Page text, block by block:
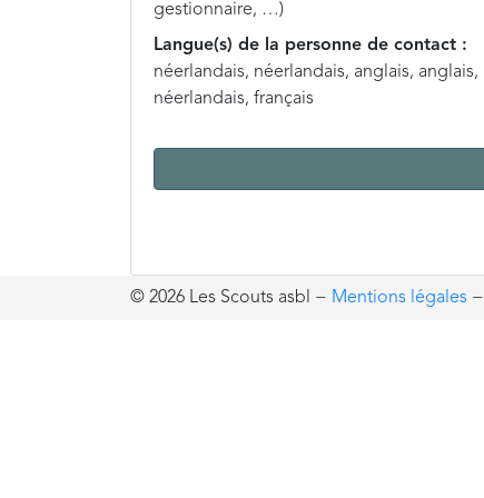
gestionnaire, …)
Langue(s) de la personne de contact :
néerlandais, néerlandais, anglais, anglais,
néerlandais, français
© 2026 Les Scouts asbl − Mentions légales −